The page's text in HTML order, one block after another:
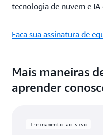
tecnologia de nuvem e IA
Faça sua assinatura de
Mais maneiras
aprender
Treinamento ao vivo